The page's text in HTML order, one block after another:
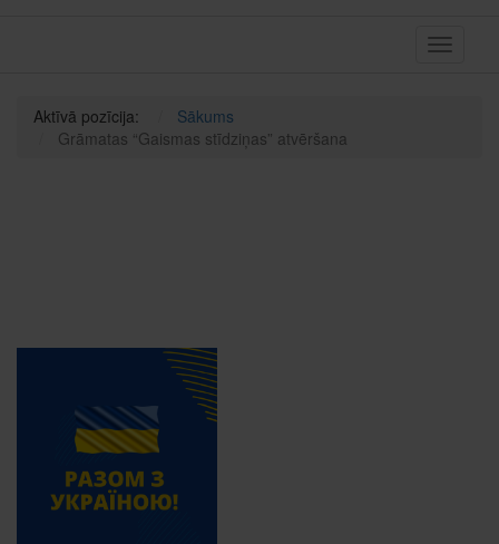
Toggle
Aktīvā pozīcija:
Sākums
Grāmatas “Gaismas stīdziņas” atvēršana